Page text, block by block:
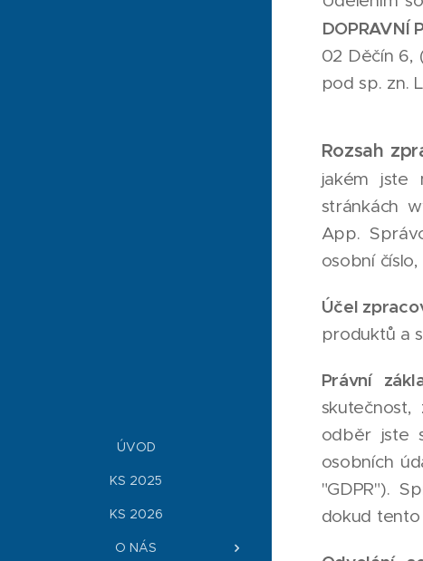
ÚVOD
KS 2025
KS 2026
O NÁS
DOPRAVNÍ
02 Děčín 6,
pod sp. zn.
Rozsah
jakém jste
stránkách
App.
osobní
Účel
produktů a
Právní
odběr jste
osobních
"GDPR").
dokud tento